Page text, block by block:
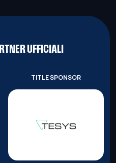
UFFICIALI
TITLE SPONSOR